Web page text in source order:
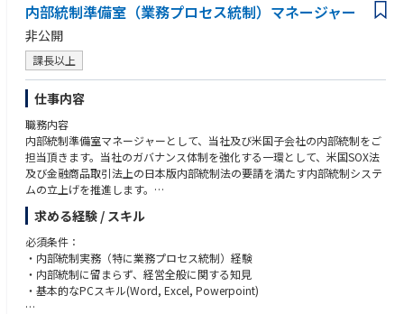
・コンサルティングファームにおける内部統制／IT統制領域のプロジェク
ト経験（統制設計、評価、改善支援を含む）
・チームリード経験（5名規模以上が望ましい）
・プロジェクトマネジメント経験（進捗管理、課題管理、品質担保、ステ
ークホルダー調整を含む）
・海外対応経験（海外子会社対応、英語でのコミュニケーション、グロー
バル統制展開経験）
・関連資格（CIA、CISA、CPA、PMP 等）
・J-SOXに加えて、US-SOXの経験
・内部統制全体に関する横断的な経験（ELC／業務プロセス統制／ITGCを
相互の関連性を踏まえて一体的に理解し、統制設計・評価または改善に関
与した経験）
・経理・財務知識（財務会計・管理会計等）
内部統制準備室（業務プロセス統制）マネージャー
非公開
課長以上
仕事内容
職務内容
内部統制準備室マネージャーとして、当社及び米国子会社の内部統制をご
担当頂きます。当社のガバナンス体制を強化する一環として、米国SOX法
及び金融商品取引法上の日本版内部統制法の要請を満たす内部統制システ
ムの立上げを推進します。
※業務具体例
・内部統制計画の策定および評価体制の構築
・内部統制制度の整備・運用に関する検討、提案、助言、確認
・業務プロセス統制における対象部門へのヒアリング等を通じて、規則・
規程と業務手続を確認し、想定リスクと統制をセットで文書化
・対象部門から提出された証憑を基に、リスクと統制の整備状況を確認
求める経験 / スキル
必須条件：
・内部統制実務（特に業務プロセス統制）経験
・内部統制に留まらず、経営全般に関する知見
・基本的なPCスキル(Word, Excel, Powerpoint)